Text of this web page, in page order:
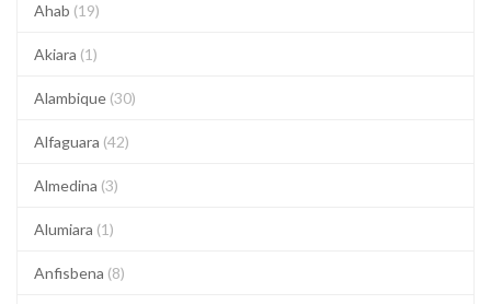
Ahab (19)
Akiara (1)
Alambique (30)
Alfaguara (42)
Almedina (3)
Alumiara (1)
Anfisbena (8)